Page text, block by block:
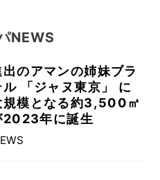
NEWS
出のアマンの姉妹ブラ
ル 「ジャヌ東京」 に
規模となる約3,500㎡
2023年に誕生